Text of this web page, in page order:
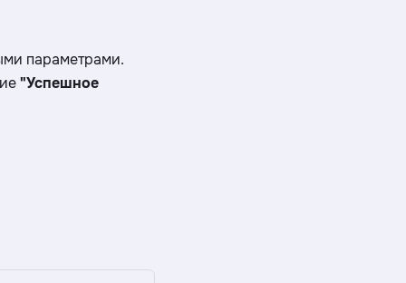
параметрами.
"Успешное